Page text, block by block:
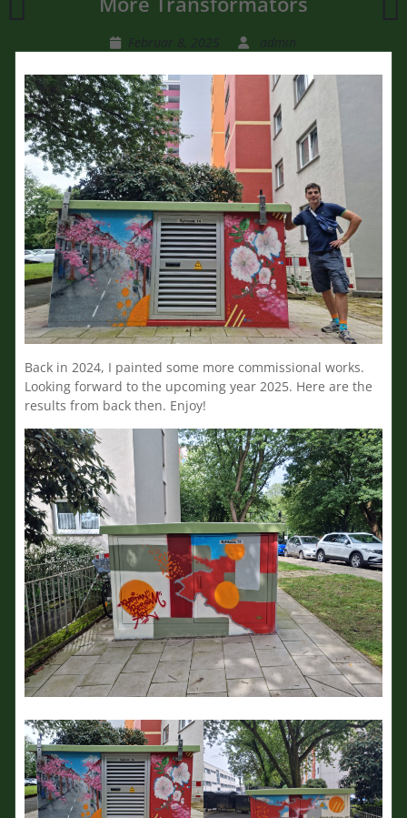
&
Westnetz
GmbH
Februar 8, 2025
admin
Back in 2024, I painted some more commissional works.
Looking forward to the upcoming year 2025. Here are the
results from back then. Enjoy!